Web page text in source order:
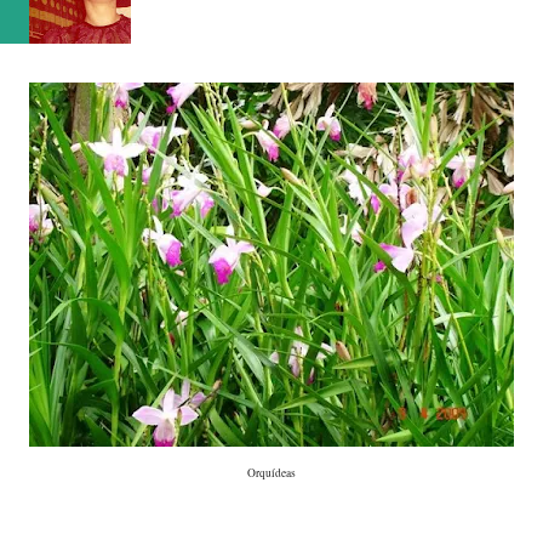
Orquídeas